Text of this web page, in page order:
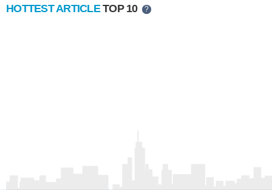
HOTTEST ARTICLETOP 10 ?